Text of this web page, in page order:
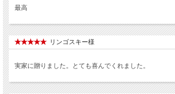
最高
リンゴスキー様
実家に贈りました。とても喜んでくれました。